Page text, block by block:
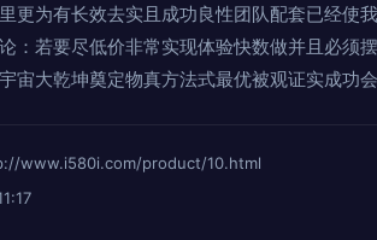
更为有长效去实且成功良性团队配套已经使
：若要尽低价非常实现体验快数做并且必须
宙大乾坤奠定物真方法式最优被观证实成功
www.i580i.com/product/10.html